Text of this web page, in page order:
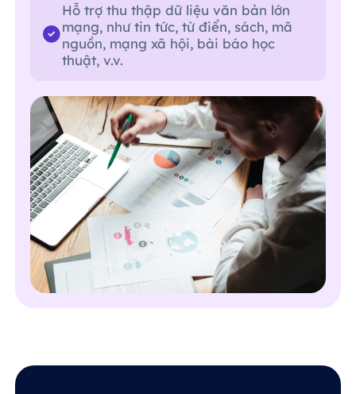
Hỗ trợ thu thập dữ liệu văn bản lớn
mạng, như tin tức, từ điển, sách, mã
nguồn, mạng xã hội, bài báo học
thuật, v.v.